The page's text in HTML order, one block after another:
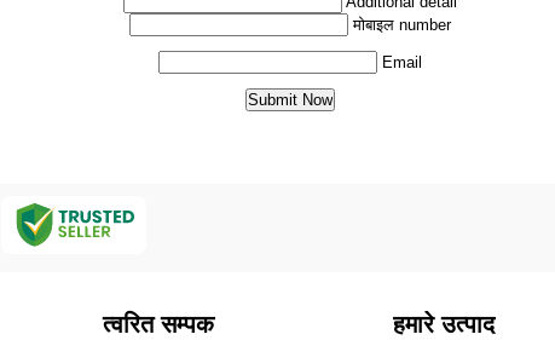
मोबाइल number
Email
त्वरित सम्पक हमारे उत्पाद